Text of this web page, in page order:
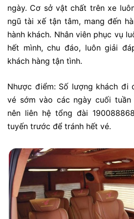
ngày. Cơ sở vật chất trên xe
ngũ tài xế tận tâm, mang đến
hành khách. Nhân viên phục vụ
hết mình, chu đáo, luôn giải
khách hàng tận tình.
Nhược điểm: Số lượng khách đi
vé sớm vào các ngày cuối tuần
nên liên hệ tổng đài
tuyến trước để tránh hết vé.